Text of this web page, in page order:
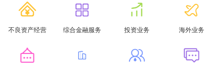
不良资产经营 综合金融服务 投资业务 海外业务